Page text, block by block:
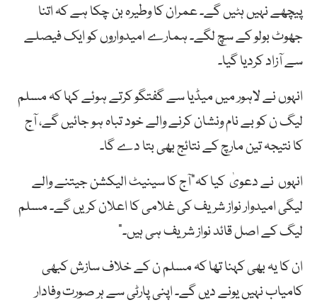
پیچھے نہیں ہٹیں گے۔ عمران کا وطیرہ بن چکا ہے کہ اتنا
جھوٹ بولو کے سچ لگے۔ ہمارے امیدواروں کو ایک فیصلے
سے آزاد کردیا گیا۔
انہوں نے لاہور میں میڈیا سے گفتگو کرتے ہوئے کہا کہ مسلم
لیگ ن کو بے نام ونشان کرنے والے خود تباہ ہو جائیں گے، آج
کا نتیجہ تین مارچ کے نتائج بھی بتا دے گا۔
انہوں نے دعویٰ کیا کہ”آج کا سینیٹ الیکشن جیتنے والے
لیگی امیدوار نواز شریف کی غلامی کا اعلان کریں گے۔ مسلم
لیگ کے اصل قائد نواز شریف ہی ہیں۔”
ان کا یہ بھی کہنا تھا کہ مسلم ن کے خلاف سازش کبھی
کامیاب نہیں یونے دیں گے۔ اپنی پارٹی سے ہر صورت وفادار